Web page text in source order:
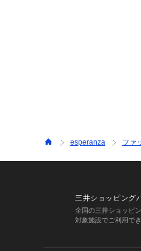
esperanza ファ
三井ショッピング
全国の三井ショッピ
対象施設でご利用で